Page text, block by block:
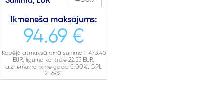
Ikmēneša maksājums:
94.69 €
Kopējā atmaksājamā summa ir 473.45
EUR, līguma kontrole 22.55 EUR,
aizņēmuma likme gadā 0.00%, GPL
21.69%.